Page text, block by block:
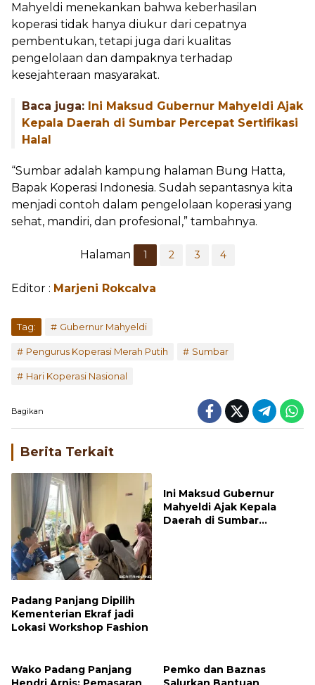
Mahyeldi menekankan bahwa keberhasilan
koperasi tidak hanya diukur dari cepatnya
pembentukan, tetapi juga dari kualitas
pengelolaan dan dampaknya terhadap
kesejahteraan masyarakat.
Baca juga: Ini Maksud Gubernur Mahyeldi Ajak
Kepala Daerah di Sumbar Percepat Sertifikasi
Halal
“Sumbar adalah kampung halaman Bung Hatta,
Bapak Koperasi Indonesia. Sudah sepantasnya kita
menjadi contoh dalam pengelolaan koperasi yang
sehat, mandiri, dan profesional,” tambahnya.
Halaman 1 2 3 4
Editor : Marjeni Rokcalva
Tag: Gubernur Mahyeldi
Pengurus Koperasi Merah Putih Sumbar
Hari Koperasi Nasional
Bagikan
Berita Terkait
Padang Panjang Dipilih
Kementerian Ekraf jadi
Lokasi Workshop Fashion
Ini Maksud Gubernur
Mahyeldi Ajak Kepala
Daerah di Sumbar
Wako Padang Panjang
Pemko dan Baznas